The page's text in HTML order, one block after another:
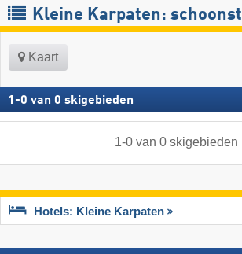
Kleine Karpaten:
Kaart
1 -0 van 0 skigebieden
1-0van 0 skigebieden
Hotels: Kleine Karpaten